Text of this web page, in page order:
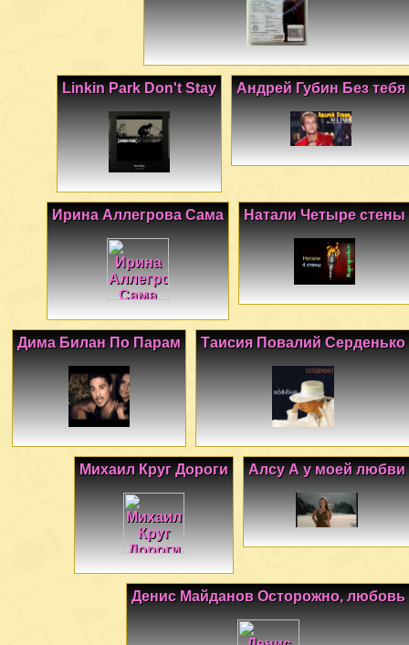
Андрей Губин Без тебя
Linkin Park Don't Stay
Натали Четыре стены
Ирина Аллегрова Сама
Таисия Повалий Серденько
Дима Билан По Парам
Алсу А у моей любви
Михаил Круг Дороги
Денис Майданов Осторожно, любовь